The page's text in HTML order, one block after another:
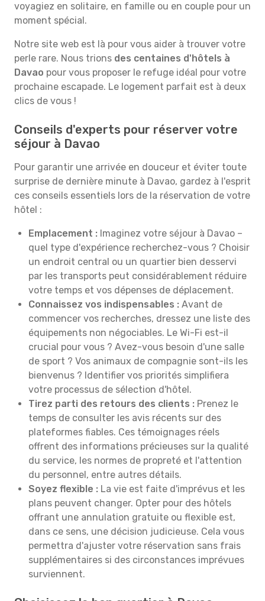
voyagiez en solitaire, en famille ou en couple pour un
moment spécial.
Notre site web est là pour vous aider à trouver votre
perle rare. Nous trions des centaines d'hôtels à
Davao pour vous proposer le refuge idéal pour votre
prochaine escapade. Le logement parfait est à deux
clics de vous !
Conseils d'experts pour réserver votre
séjour à Davao
Pour garantir une arrivée en douceur et éviter toute
surprise de dernière minute à Davao, gardez à l'esprit
ces conseils essentiels lors de la réservation de votre
hôtel :
Emplacement : Imaginez votre séjour à Davao –
quel type d'expérience recherchez-vous ? Choisir
un endroit central ou un quartier bien desservi
par les transports peut considérablement réduire
votre temps et vos dépenses de déplacement.
Connaissez vos indispensables : Avant de
commencer vos recherches, dressez une liste des
équipements non négociables. Le Wi-Fi est-il
crucial pour vous ? Avez-vous besoin d'une salle
de sport ? Vos animaux de compagnie sont-ils les
bienvenus ? Identifier vos priorités simplifiera
votre processus de sélection d'hôtel.
Tirez parti des retours des clients : Prenez le
temps de consulter les avis récents sur des
plateformes fiables. Ces témoignages réels
offrent des informations précieuses sur la qualité
du service, les normes de propreté et l'attention
du personnel, entre autres détails.
Soyez flexible : La vie est faite d'imprévus et les
plans peuvent changer. Opter pour des hôtels
offrant une annulation gratuite ou flexible est,
dans ce sens, une décision judicieuse. Cela vous
permettra d'ajuster votre réservation sans frais
supplémentaires si des circonstances imprévues
surviennent.